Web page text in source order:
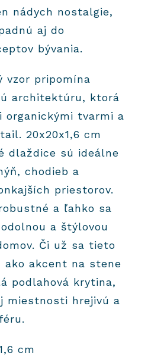
nádych nostalgie,
aj do
bývania.
vzor pripomína
architektúru, ktorá
organickými tvarmi a
20x20x1,6 cm
dlaždice sú ideálne
chodieb a
priestorov.
a ľahko sa
a štýlovou
Či už sa tieto
ako akcent na stene
podlahová krytina,
miestnosti hrejivú a
cm